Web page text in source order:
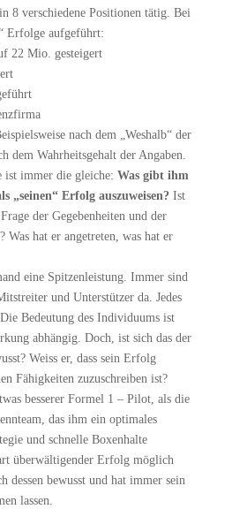
8 verschiedene Positionen tätig. Bei
Erfolge aufgeführt:
22 Mio. gesteigert
nach dem „Weshalb“ der
dem Wahrheitsgehalt der Angaben.
ist immer die gleiche: Was gibt ihm
„seinen“ Erfolg auszuweisen? Ist
der Gegebenheiten und der
Was hat er angetreten, was hat er
eine Spitzenleistung. Immer sind
und Unterstützer da. Jedes
Bedeutung des Individuums ist
abhängig. Doch, ist sich das der
Weiss er, dass sein Erfolg
Fähigkeiten zuzuschreiben ist?
besserer Formel 1 – Pilot, als die
das ihm ein optimales
und schnelle Boxenhalte
überwältigender Erfolg möglich
dessen bewusst und hat immer sein
lassen.